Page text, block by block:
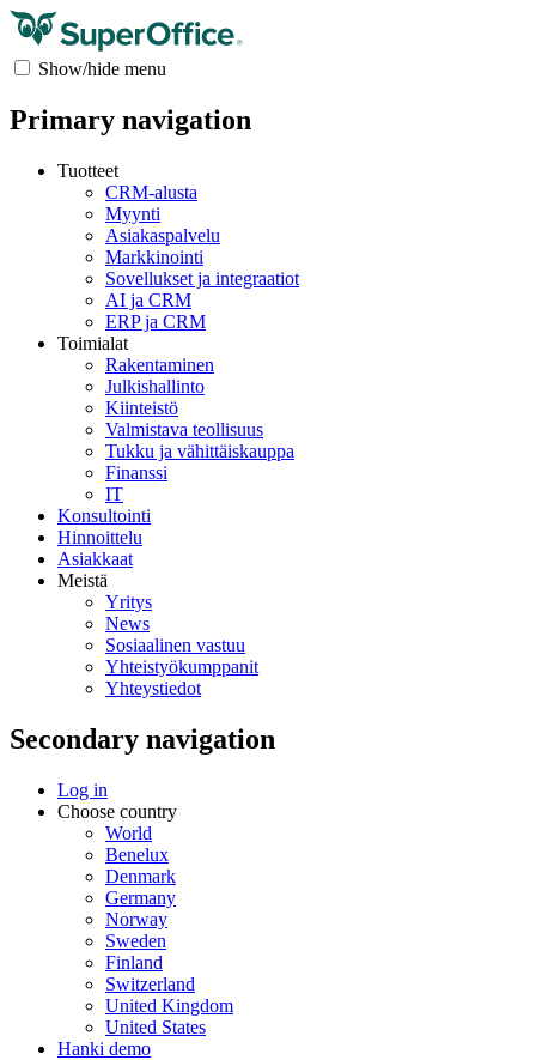
Show/hide menu
Primary navigation
Tuotteet
CRM-alusta
Myynti
Asiakaspalvelu
Markkinointi
Sovellukset ja integraatiot
AI ja CRM
ERP ja CRM
Toimialat
Rakentaminen
Julkishallinto
Kiinteistö
Valmistava teollisuus
Tukku ja vähittäiskauppa
Finanssi
IT
Konsultointi
Hinnoittelu
Asiakkaat
Meistä
Yritys
News
Sosiaalinen vastuu
Yhteistyökumppanit
Yhteystiedot
Secondary navigation
Log in
Choose country
World
Benelux
Denmark
Germany
Norway
Sweden
Finland
Switzerland
United Kingdom
United States
Hanki demo